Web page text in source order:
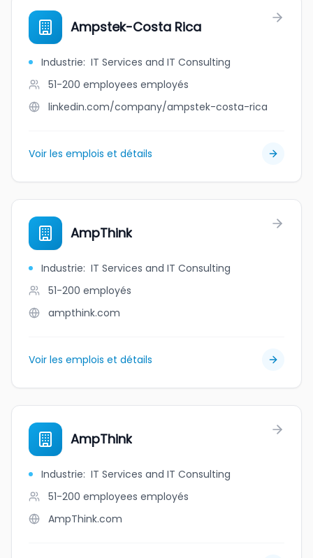
Ampstek-Costa Rica
Industrie: IT Services and IT Consulting
51-200 employees employés
linkedin.com/company/ampstek-costa-rica
Voir les emplois et détails
AmpThink
Industrie: IT Services and IT Consulting
51-200 employés
ampthink.com
Voir les emplois et détails
AmpThink
Industrie: IT Services and IT Consulting
51-200 employees employés
AmpThink.com